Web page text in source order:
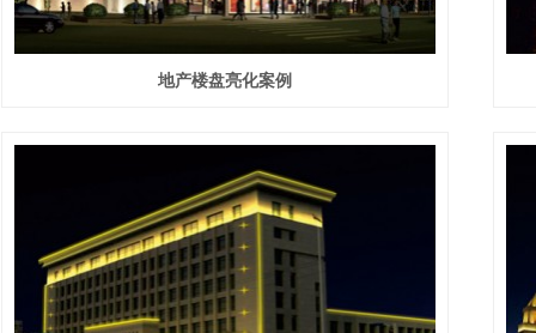
地产楼盘亮化案例